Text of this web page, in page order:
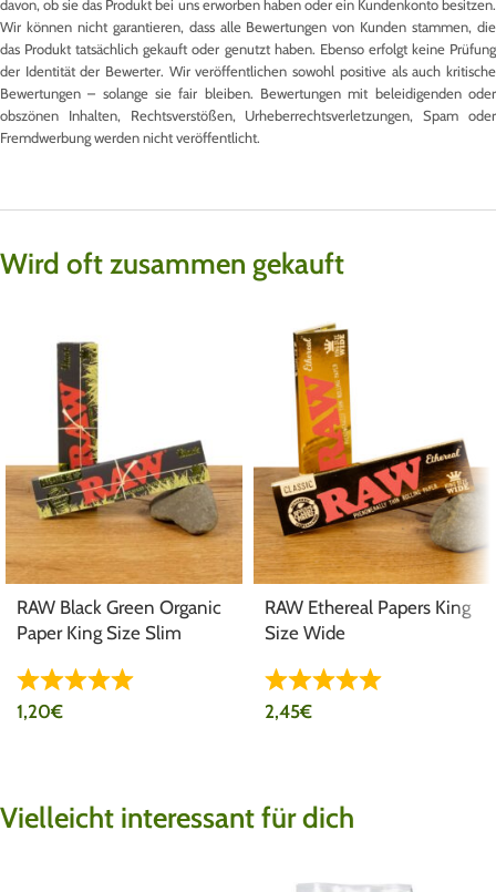
davon, ob sie das Produkt bei uns erworben haben oder ein Kundenkonto besitzen.
Wir können nicht garantieren, dass alle Bewertungen von Kunden stammen, die
das Produkt tatsächlich gekauft oder genutzt haben. Ebenso erfolgt keine Prüfung
der Identität der Bewerter. Wir veröffentlichen sowohl positive als auch kritische
Bewertungen – solange sie fair bleiben. Bewertungen mit beleidigenden oder
obszönen Inhalten, Rechtsverstößen, Urheberrechtsverletzungen, Spam oder
Fremdwerbung werden nicht veröffentlicht.
Wird oft zusammen gekauft
RAW Black Green Organic
Paper King Size Slim
1,20€
RAW Ethereal Papers King
Size Wide
2,45€
Vielleicht interessant für dich